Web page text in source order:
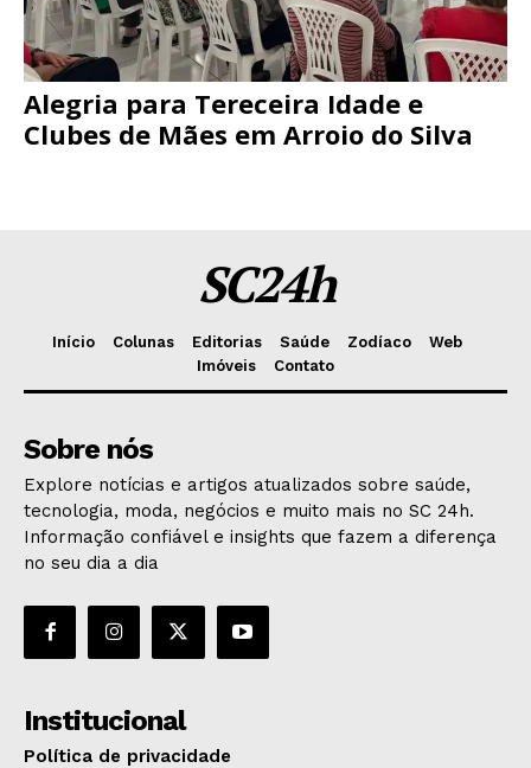
Alegria para Tereceira Idade e
Clubes de Mães em Arroio do Silva
SC24h
Início Colunas Editorias Saúde Zodíaco
Web
Imóveis
Contato
Sobre nós
Explore notícias e artigos atualizados sobre saúde,
tecnologia, moda, negócios e muito mais no SC 24h.
Informação confiável e insights que fazem a diferença
no seu dia a dia
Institucional
Política de privacidade